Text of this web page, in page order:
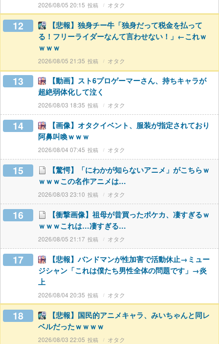
2026/08/05 20:15 オタク
12
【悲報】独身チー牛「独身だって税金を払って
る！フリーライダーなんて言わせない！」←これｗ
ｗｗｗ
2026/08/05 21:35 オタク
13
【動画】スト6プロゲーマーさん、持ちキャラが
超絶弱体化して泣く
2026/08/03 18:35 オタク
14
【画像】オタクイベント、服装が指定されており
阿鼻叫喚ｗｗｗ
2026/08/04 07:45 オタク
15
【驚愕】「にわかが知らないアニメ」がこちらｗ
ｗｗｗこの名作アニメは…
2026/08/03 23:10 オタク
16
【衝撃画像】祖母が昔買ったポケカ、凄すぎるｗ
ｗｗｗこれは…凄すぎる…
2026/08/05 21:17 オタク
17
【悲報】バンドマンが性加害で活動休止→ミュー
ジシャン「これは僕たち男性全体の問題です」→炎
上
2026/08/04 20:35 オタク
18
【悲報】国民的アニメキャラ、みいちゃんと同レ
ベルだったｗｗｗｗ
2026/08/03 22:05 オタク